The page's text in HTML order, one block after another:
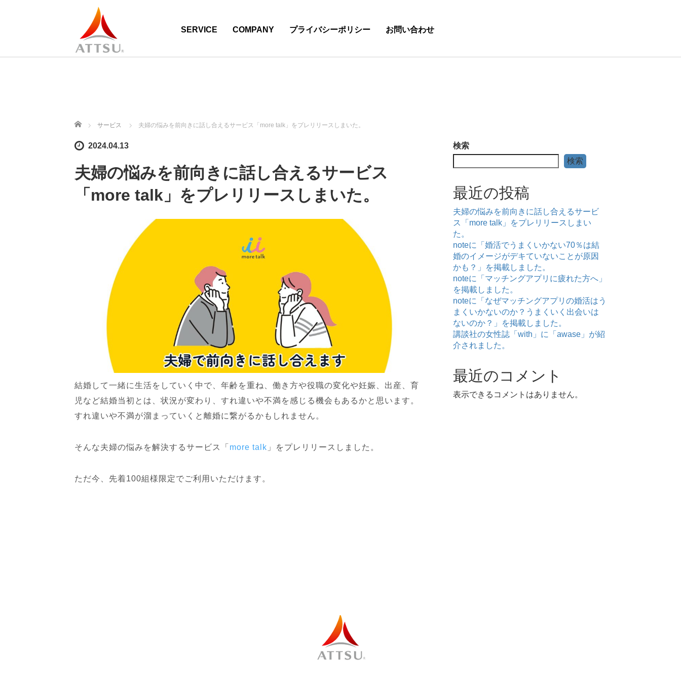
SERVICE COMPANY プライバシーポリシー お問い合わせ
ホーム サービス 夫婦の悩みを前向きに話し合えるサービス「more talk」をプレリリースしまいた。
2024.04.13
夫婦の悩みを前向きに話し合えるサービス
「more talk」をプレリリースしまいた。
結婚して一緒に生活をしていく中で、年齢を重ね、働き方や役職の変化や妊娠、出産、育
児など結婚当初とは、状況が変わり、すれ違いや不満を感じる機会もあるかと思います。
すれ違いや不満が溜まっていくと離婚に繋がるかもしれません。
そんな夫婦の悩みを解決するサービス「 more talk 」をプレリリースしました。
ただ今、先着100組様限定でご利用いただけます。
検索
検索
最近の投稿
夫婦の悩みを前向きに話し合えるサービ
ス「more talk」をプレリリースしまい
た。
noteに「婚活でうまくいかない70％は結
婚のイメージがデキていないことが原因
かも？」を掲載しました。
noteに「マッチングアプリに疲れた方へ」
を掲載しました。
noteに「なぜマッチングアプリの婚活はう
まくいかないのか？うまくいく出会いは
ないのか？」を掲載しました。
講談社の女性誌「with」に「awase」が紹
介されました。
最近のコメント
表示できるコメントはありません。